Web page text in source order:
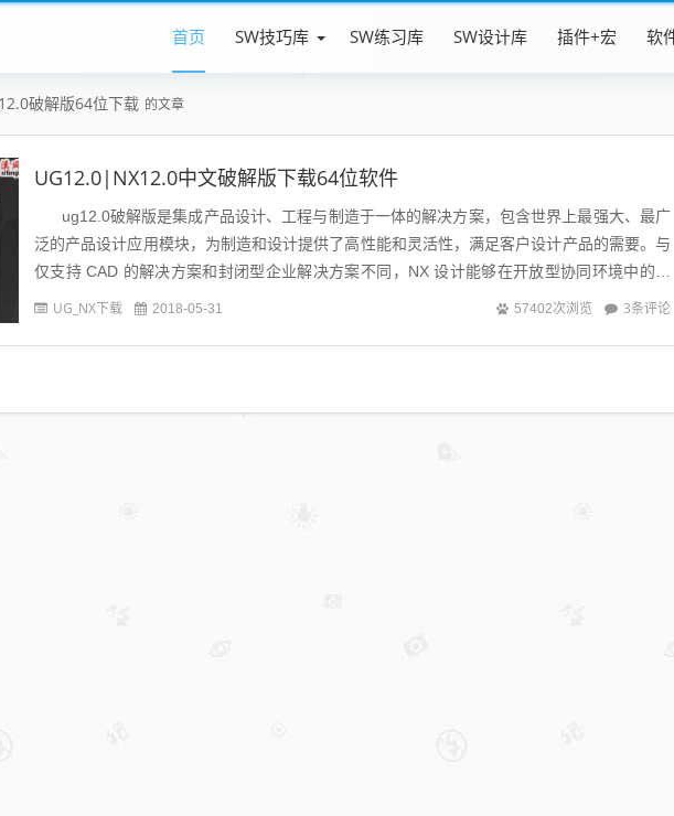
首页 SW技巧库 SW练习库 SW设计库 插件+宏 软
破解版64位下载 的文章
UG12.0|NX12.0中文破解版下载64位软件
ug12.0破解版是集成产品设计、工程与制造于一体的解决方案，包含世界上最强大、最广
泛的产品设计应用模块，为制造和设计提供了高性能和灵活性，满足客户设计产品的需要。与
仅支持 CAD 的解决方案和封闭型企业解决方案不同，NX 设计能够在开放型协同环境中的开
发部...UG_NX下载 2018-05-31 57402次浏览 3条评论